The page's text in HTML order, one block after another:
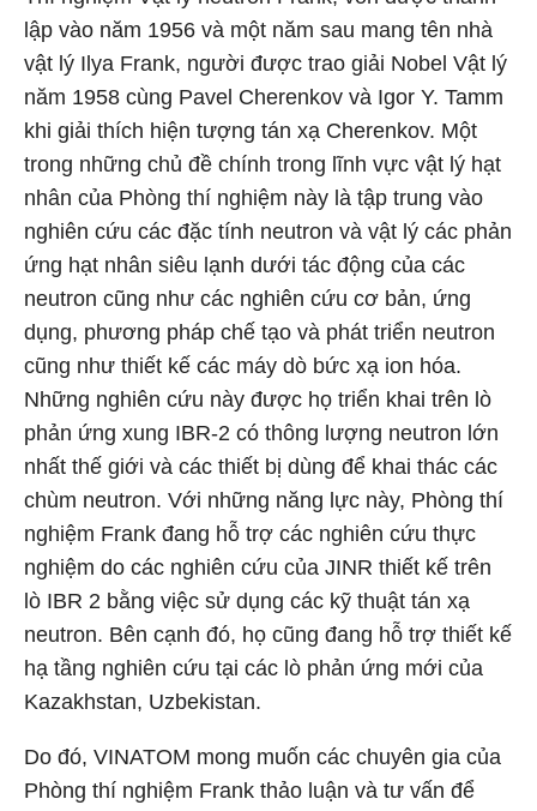
lập vào năm 1956 và một năm sau mang tên nhà
vật lý Ilya Frank, người được trao giải Nobel Vật lý
năm 1958 cùng Pavel Cherenkov và Igor Y. Tamm
khi giải thích hiện tượng tán xạ Cherenkov. Một
trong những chủ đề chính trong lĩnh vực vật lý hạt
nhân của Phòng thí nghiệm này là tập trung vào
nghiên cứu các đặc tính neutron và vật lý các phản
ứng hạt nhân siêu lạnh dưới tác động của các
neutron cũng như các nghiên cứu cơ bản, ứng
dụng, phương pháp chế tạo và phát triển neutron
cũng như thiết kế các máy dò bức xạ ion hóa.
Những nghiên cứu này được họ triển khai trên lò
phản ứng xung IBR-2 có thông lượng neutron lớn
nhất thế giới và các thiết bị dùng để khai thác các
chùm neutron. Với những năng lực này, Phòng thí
nghiệm Frank đang hỗ trợ các nghiên cứu thực
nghiệm do các nghiên cứu của JINR thiết kế trên
lò IBR 2 bằng việc sử dụng các kỹ thuật tán xạ
neutron. Bên cạnh đó, họ cũng đang hỗ trợ thiết kế
hạ tầng nghiên cứu tại các lò phản ứng mới của
Kazakhstan, Uzbekistan.
Do đó, VINATOM mong muốn các chuyên gia của
Phòng thí nghiệm Frank thảo luận và tư vấn để